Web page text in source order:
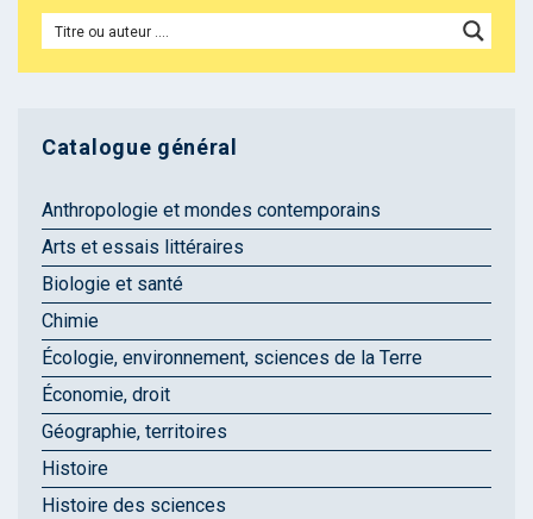
Catalogue général
Anthropologie et mondes contemporains
Arts et essais littéraires
Biologie et santé
Chimie
Écologie, environnement, sciences de la Terre
Économie, droit
Géographie, territoires
Histoire
Histoire des sciences